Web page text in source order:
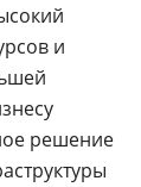
и
решение